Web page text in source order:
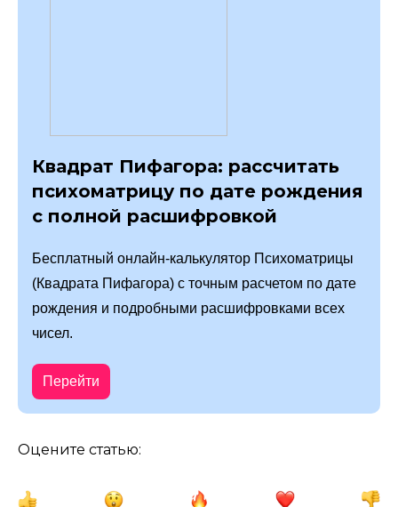
Квадрат Пифагора: рассчитать
психоматрицу по дате рождения
с полной расшифровкой
Бесплатный онлайн-калькулятор Психоматрицы
(Квадрата Пифагора) с точным расчетом по дате
рождения и подробными расшифровками всех
чисел.
Перейти
Оцените статью: